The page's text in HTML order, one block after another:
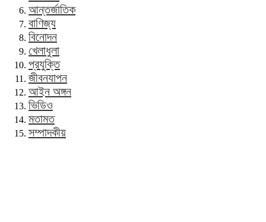
আন্তর্জাতিক
বাণিজ্য
বিনোদন
খেলাধুলা
প্রযুক্তি
জীবনযাপন
আইন অঙ্গন
ভিডিও
মতামত
সম্পাদকীয়